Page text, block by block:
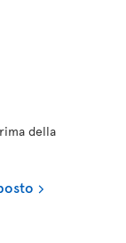
della